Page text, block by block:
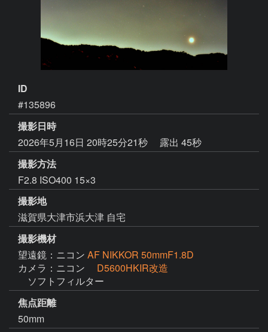
ID
#135896
撮影日時
2026年5月16日 20時25分21秒
露出 45秒
撮影方法
F2.8 ISO400 15×3
撮影地
滋賀県大津市浜大津 自宅
撮影機材
望遠鏡：ニコン AF NIKKOR 50mmF1.8D
カメラ：ニコン
D5600HKIR改造
ソフトフィルター
焦点距離
50mm